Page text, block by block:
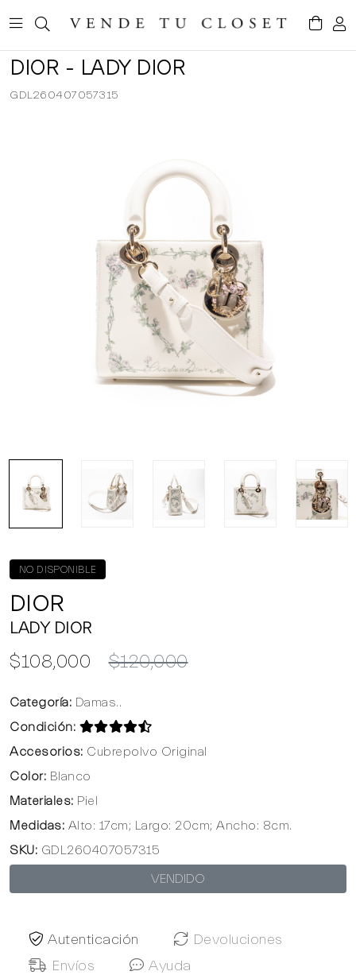
DIOR - LADY DIOR
GDL260407057315
NO DISPONIBLE
DIOR
LADY DIOR
$108,000 $120,000
Categoría: Damas..
Condición:
Accesorios: Cubrepolvo Original
Color: Blanco
Materiales: Piel
Medidas: Alto: 17cm; Largo: 20cm; Ancho: 8cm.
SKU: GDL260407057315
VENDIDO
Autenticación
Devoluciones
Envíos
Ayuda